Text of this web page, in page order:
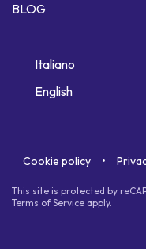
BLOG
Italiano
English
Cookie policy
This site is protected by
Terms of Service apply.